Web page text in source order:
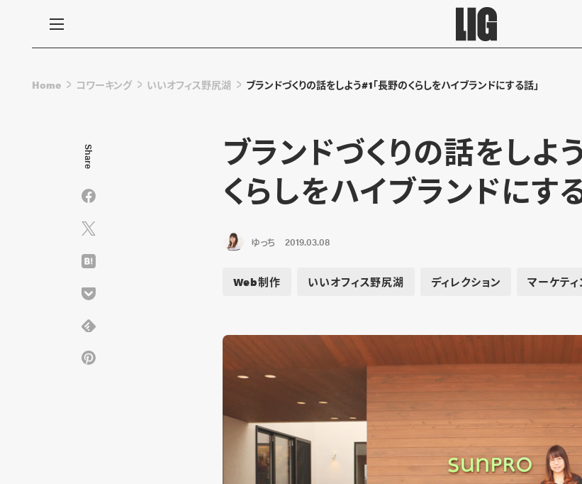
Home コワーキング いいオフィス野尻湖 ブランドづくりの話をしよう#1「長野のくらしをハイブランドにする話」
ブランドづくりの話をしよ
くらしをハイブランドにす
ゆっち 2019.03.08
Web制作 いいオフィス野尻湖 ディレクション マーケテ
Share